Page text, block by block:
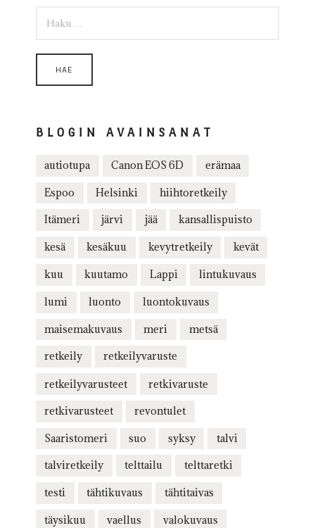
BLOGIN AVAINSANAT
autiotupa Canon EOS 6D erämaa
Espoo Helsinki hiihtoretkeily
Itämeri järvi jää kansallispuisto
kesä kesäkuu kevytretkeily kevät
kuu kuutamo Lappi lintukuvaus
lumi luonto luontokuvaus
maisemakuvaus meri metsä
retkeily retkeilyvaruste
retkeilyvarusteet retkivaruste
retkivarusteet revontulet
Saaristomeri suo syksy talvi
talviretkeily telttailu telttaretki
testi tähtikuvaus tähtitaivas
täysikuu vaellus valokuvaus